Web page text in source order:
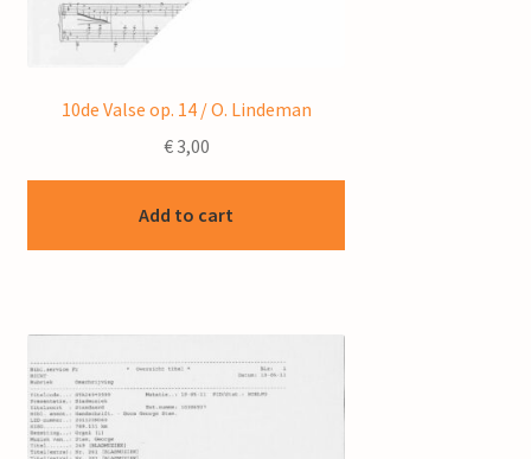
10de Valse op. 14 / O. Lindeman
€3,00
Add to cart